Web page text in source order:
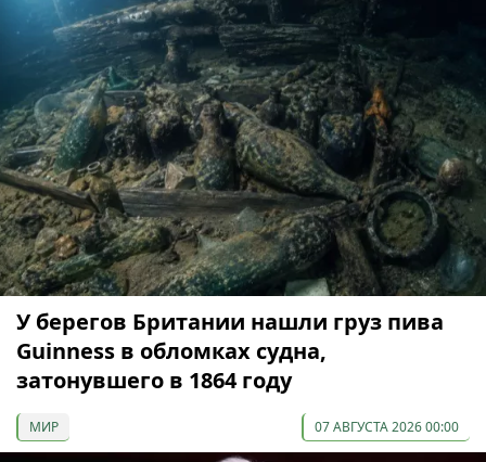
У берегов Британии нашли груз пива
Guinness в обломках судна,
затонувшего в 1864 году
МИР 07 АВГУСТА 2026 00:00